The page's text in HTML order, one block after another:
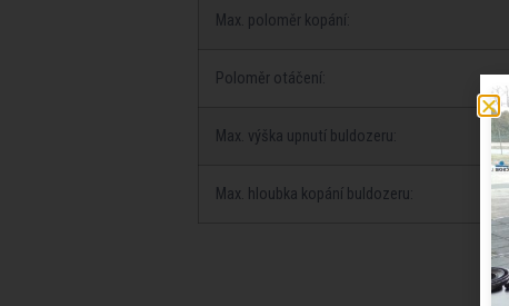
Max. poloměr kopání:
Poloměr otáčení:
Max. výška upnutí buldozeru:
Max. hloubka kopání buldozeru: